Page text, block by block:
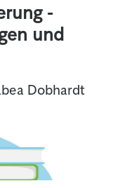
-
und
Dobhardt